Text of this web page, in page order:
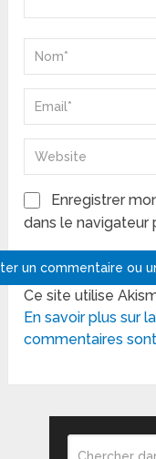
Enregistrer
dans le navigateur
Ce site utilise
En savoir plus sur
commentaires